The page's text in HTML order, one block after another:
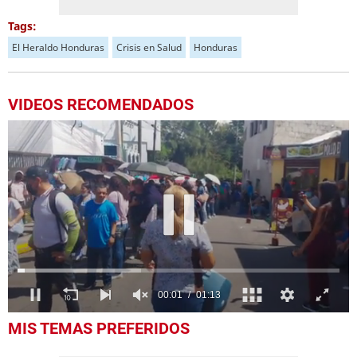
Tags:
El Heraldo Honduras Crisis en Salud Honduras
VIDEOS RECOMENDADOS
of
MIS TEMAS PREFERIDOS